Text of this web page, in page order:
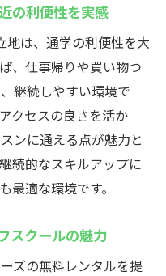
ッスンとの違いを
でゴルフを学ぼう
で基礎から学べる
ルフスクールのサポ
インドアゴルフスク
の利便性を実感
地は、通学の利便性を大
、仕事帰りや買い物つ
継続しやすい環境で
クセスの良さを活か
ンに通える点が魅力と
続的なスキルアップに
最適な環境です。
スクールの魅力
ズの無料レンタルを提